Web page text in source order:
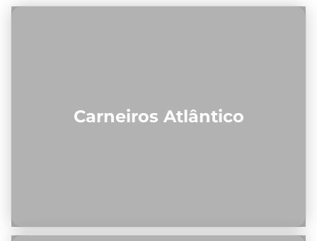
Carneiros Atlântico